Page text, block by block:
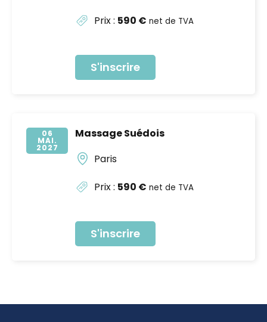
Prix : 590 € net de TVA
S'inscrire
06
MAI
2027
Massage Suédois
Paris
Prix : 590 € net de TVA
S'inscrire